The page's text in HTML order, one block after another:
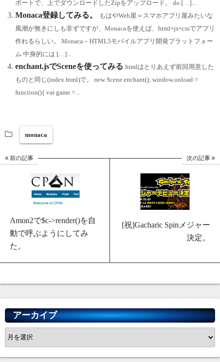
ポートで、上でダウンロードしたZipをアップロード。 do […]...
Monaca登録してみる。
もはやWeb屋＝スマホアプリ屋みたいな
風潮が無きにしも非ずですが、Monacaを使えば、html+js+cssでアプリ
作れるらしい。 Monaca – HTML5モバイルアプリ開発プラットフォー
ム 中身的には […]...
enchant.jsでSceneを使ってみる htmlはとりあえず前回用意した
ものと同じ(index.html)で。 new Scene enchant(); window.onload =
function(){ var game =...
monaca
前の記事
Amon2で$c->render()を自
動で呼ぶようにしてみ
た。
次の記事
[祝]Gacharic Spinメジャー
決定。
アーカイブ
ア
ー
カ